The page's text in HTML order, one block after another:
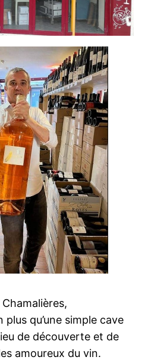
plus qu’une simple cave
de découverte et de
amoureux du vin.